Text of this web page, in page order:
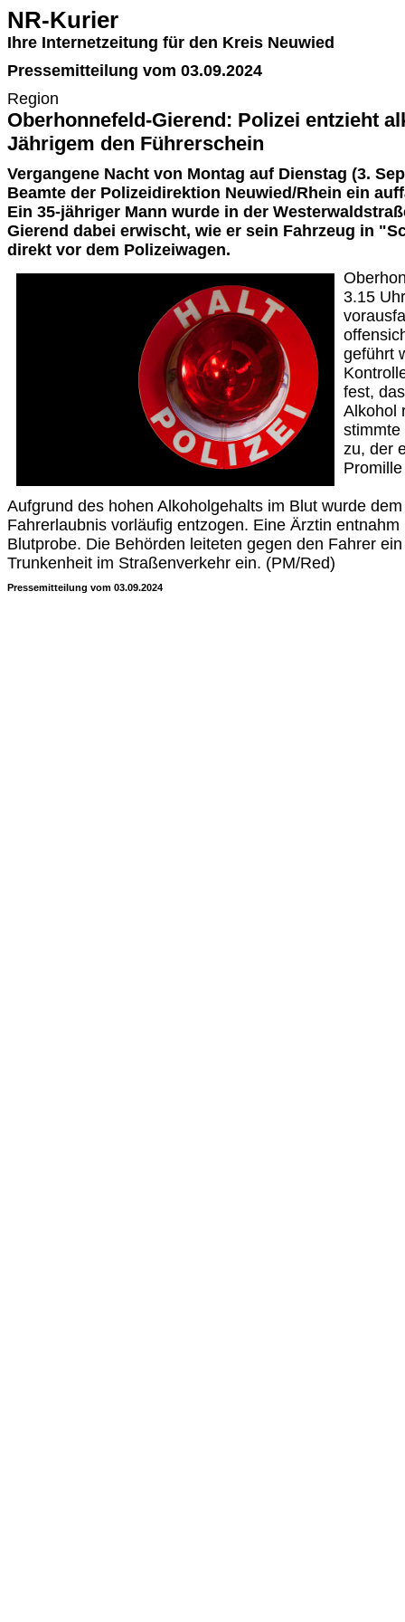
NR-Kurier
Ihre Internetzeitung für den Kreis Neuwied
Pressemitteilung vom 03.09.2024
Region
Oberhonnefeld-Gierend: Polizei entzieht
Jährigem den Führerschein
Vergangene Nacht von Montag auf Dienstag (3.
Beamte der Polizeidirektion Neuwied/Rhein ein
Ein 35-jähriger Mann wurde in der
Gierend dabei erwischt, wie er sein Fahrzeug in
direkt vor dem Polizeiwagen.
3.15
geführt
fest,
Alkohol
stimmte
zu, der
Aufgrund des hohen Alkoholgehalts im Blut wurde
Fahrerlaubnis vorläufig entzogen. Eine Ärztin
Blutprobe. Die Behörden leiteten gegen den Fahrer
Trunkenheit im Straßenverkehr ein. (PM/Red)
Pressemitteilung vom 03.09.2024